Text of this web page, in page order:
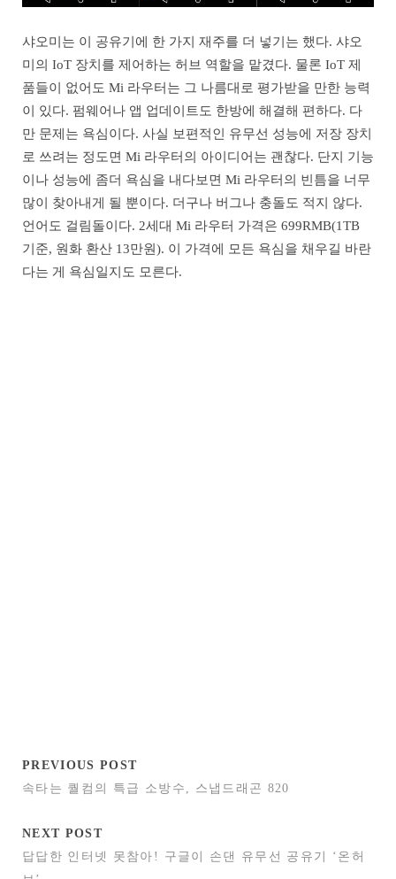
샤오미는 이 공유기에 한 가지 재주를 더 넣기는 했다. 샤오
미의 IoT 장치를 제어하는 허브 역할을 맡겼다. 물론 IoT 제
품들이 없어도 Mi 라우터는 그 나름대로 평가받을 만한 능력
이 있다. 펌웨어나 앱 업데이트도 한방에 해결해 편하다. 다
만 문제는 욕심이다. 사실 보편적인 유무선 성능에 저장 장치
로 쓰려는 정도면 Mi 라우터의 아이디어는 괜찮다. 단지 기능
이나 성능에 좀더 욕심을 내다보면 Mi 라우터의 빈틈을 너무
많이 찾아내게 될 뿐이다. 더구나 버그나 충돌도 적지 않다.
언어도 걸림돌이다. 2세대 Mi 라우터 가격은 699RMB(1TB
기준, 원화 환산 13만원). 이 가격에 모든 욕심을 채우길 바란
다는 게 욕심일지도 모른다.
PREVIOUS POST
속타는 퀄컴의 특급 소방수, 스냅드래곤 820
NEXT POST
답답한 인터넷 못참아! 구글이 손댄 유무선 공유기 ‘온허